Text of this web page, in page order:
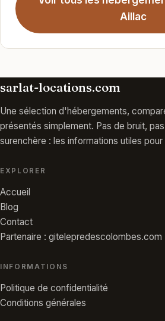
Aillac
sarlat-locations.com
Une sélection d'hébergements,
présentés simplement. Pas de bruit,
surenchère : les informations utiles pour
EXPLORER
Accueil
Blog
Contact
Partenaire : gitelepredescolombes.com
INFORMATIONS
Politique de confidentialité
Conditions générales